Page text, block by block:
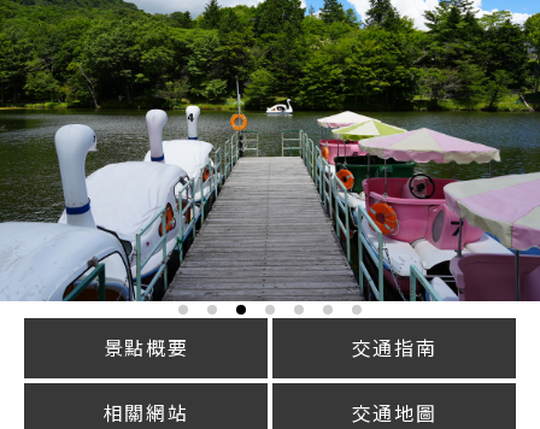
景點概要 交通指南
相關網站 交通地圖